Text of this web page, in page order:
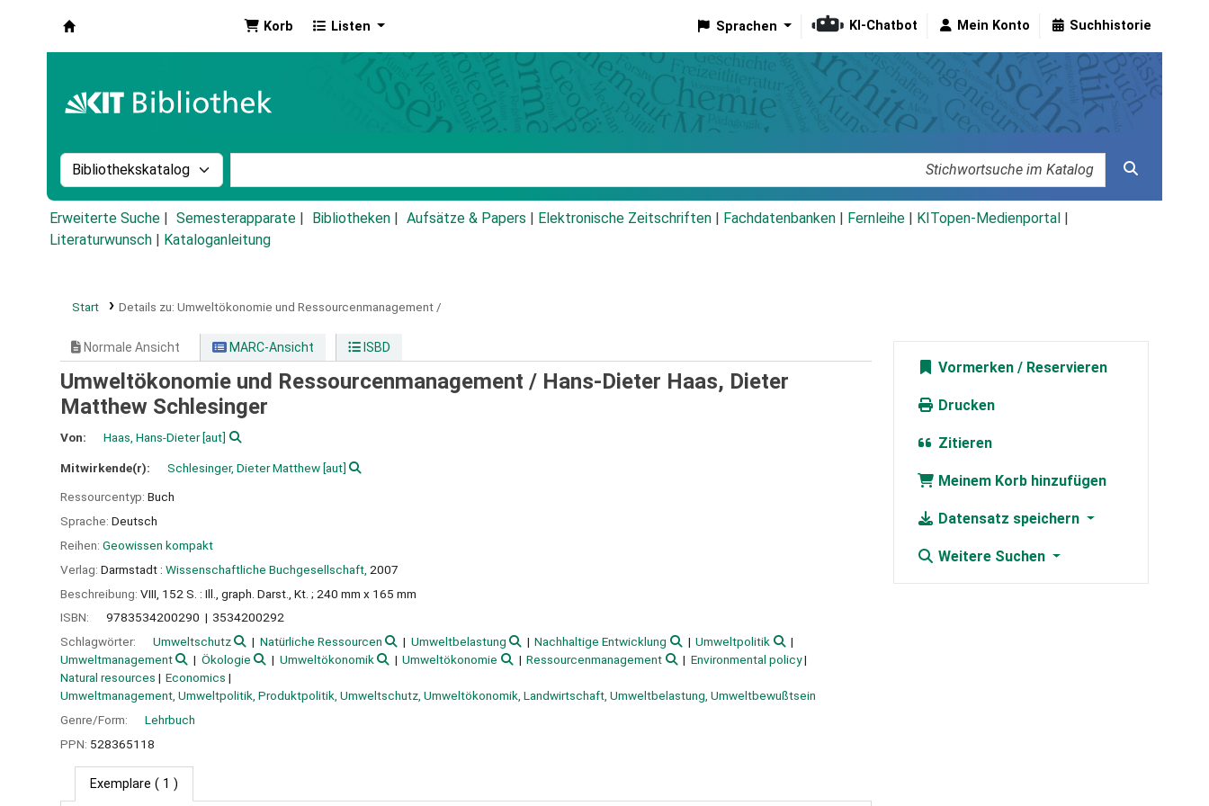
Korb Listen Sprachen KI-Chatbot Mein Konto Suchhistorie
Suche im Katalog nach:
Erweiterte Suche Semesterapparate Bibliotheken Aufsätze & Papers Elektronische Zeitschriften Fachdatenbanken Fernleihe KITopen-Medienportal
Literaturwunsch
Kataloganleitung
Start Details zu: Umweltökonomie und Ressourcenmanagement /
Normale Ansicht MARC-Ansicht ISBD
Umweltökonomie und Ressourcenmanagement / Hans-Dieter Haas, Dieter
Matthew Schlesinger
Von: Haas, Hans-Dieter[aut]
Mitwirkende(r): Schlesinger, Dieter Matthew[aut]
Ressourcentyp: Buch
Sprache: Deutsch
Reihen: Geowissen kompakt
Verlag: Darmstadt : Wissenschaftliche Buchgesellschaft, 2007
Beschreibung: VIII, 152 S. : Ill., graph. Darst., Kt. ; 240 mm x 165 mm
ISBN:
9783534200290
3534200292
Schlagwörter:
Umweltschutz Natürliche Ressourcen Umweltbelastung Nachhaltige Entwicklung
Umweltpolitik
Umweltmanagement
Ökologie Umweltökonomik Umweltökonomie Ressourcenmanagement
Environmental policy
Natural resources
Economics
Umweltmanagement, Umweltpolitik, Produktpolitik, Umweltschutz, Umweltökonomik, Landwirtschaft, Umweltbelastung, Umweltbewußtsein
Genre/Form:
Lehrbuch
PPN: 528365118
Exemplare ( 1 )
Vormerken
Drucken
Zitieren
Meinem Korb hinzufügen
Datensatz speichern
Weitere Suchen